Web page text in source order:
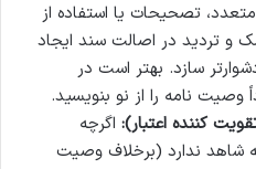
تصحیحات یا استفاده از
و تردید در اصالت سند ایجاد
سازد. بهتر است در
وصیت نامه را از نو بنویسید.
کننده اعتبار): اگرچه
شاهد ندارد (برخلاف وصیت